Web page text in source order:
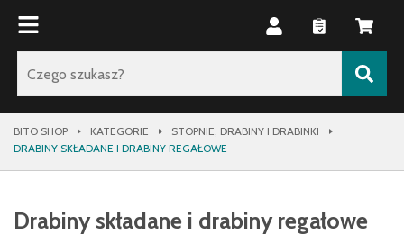
BITO SHOP KATEGORIE
STOPNIE, DRABINY I DRABINKI
DRABINY SKŁADANE I DRABINY REGAŁOWE
Drabiny składane i drabiny regałowe